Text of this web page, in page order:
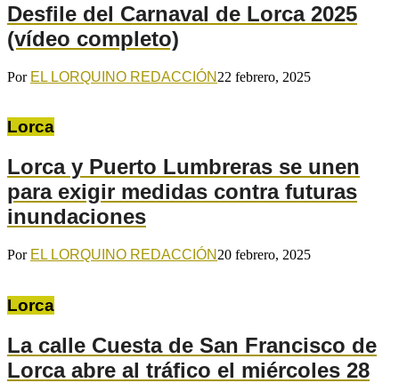
Desfile del Carnaval de Lorca 2025
(vídeo completo)
Por EL LORQUINO REDACCIÓN 22 febrero, 2025
Lorca
Lorca y Puerto Lumbreras se unen
para exigir medidas contra futuras
inundaciones
Por EL LORQUINO REDACCIÓN 20 febrero, 2025
Lorca
La calle Cuesta de San Francisco de
Lorca abre al tráfico el miércoles 28